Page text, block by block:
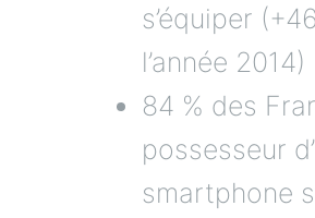
s’équiper
l’année 2014)
84 % des
possesseur
smartphone